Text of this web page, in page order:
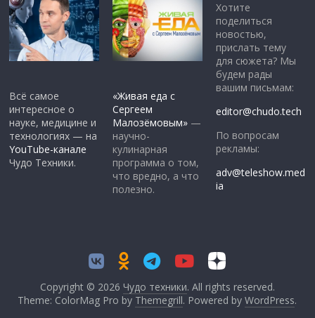
Всё самое
интересное о
науке, медицине и
технологиях — на
YouTube-канале
Чудо Техники.
«Живая еда с
Сергеем
Малозёмовым» —
научно-
кулинарная
программа о том,
что вредно, а что
полезно.
Хотите
поделиться
новостью,
прислать тему
для сюжета? Мы
будем рады
вашим письмам:
editor@chudo.tech
По вопросам
рекламы:
adv@teleshow.med
ia
Copyright © 2026 Чудо техники. All rights reserved.
Theme: ColorMag Pro by Themegrill. Powered byWordPress.